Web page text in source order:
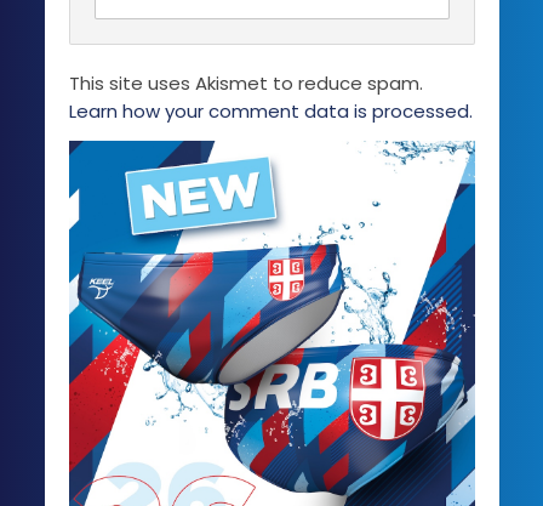
This site uses Akismet to reduce spam.
Learn how your comment data is processed.